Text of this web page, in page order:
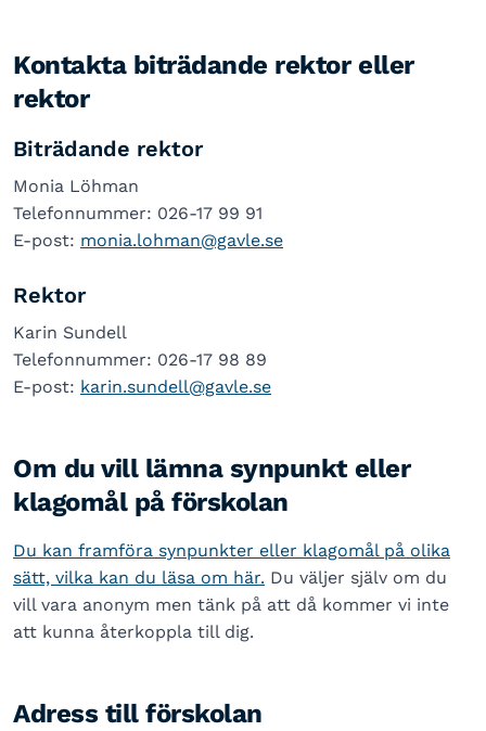
Kontakta biträdande rektor eller
rektor
Biträdande rektor
Monia Löhman
Telefonnummer: 026-17 99 91
E-post: monia.lohman@gavle.se
Rektor
Karin Sundell
Telefonnummer: 026-17 98 89
E-post: karin.sundell@gavle.se
Om du vill lämna synpunkt eller
klagomål på förskolan
Du kan framföra synpunkter eller klagomål på olika
sätt, vilka kan du läsa om här. Du väljer själv om du
vill vara anonym men tänk på att då kommer vi inte
att kunna återkoppla till dig.
Adress till förskolan